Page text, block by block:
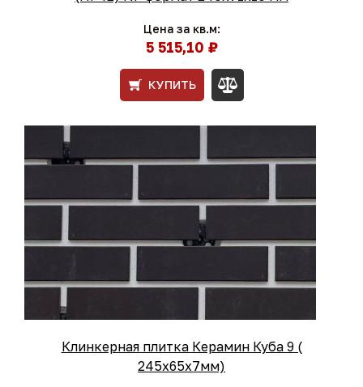
Цена за кв.м:
5 515,10 ₽
КУПИТЬ
Клинкерная плитка Керамин Куба 9 (
245x65x7мм)